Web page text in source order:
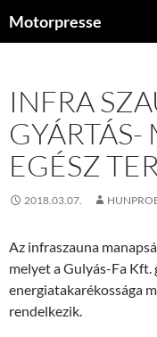
Motorpresse
INFRA
EGÉSZ
2018.03.07.
Az infraszauna
melyet a Gulyás-Fa Kft.
energiatakarékossága
rendelkezik.